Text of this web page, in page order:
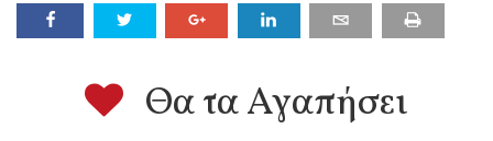
Θα τα Αγαπήσει